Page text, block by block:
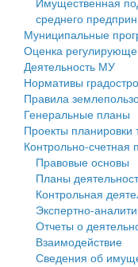
Нормативы
Правила
Генеральные планы
Проекты планировки
Собрание депутатов
Городское
Сельские поселения
среднего
Муниципальные
Оценка
Деятельность МУ
Нормативы
Правила
Генеральные планы
Проекты планировки
Контрольно-счетная
Правовые основы
Планы
Контрольная
Экспертно-
Отчеты о
Взаимодействие
Сведения об